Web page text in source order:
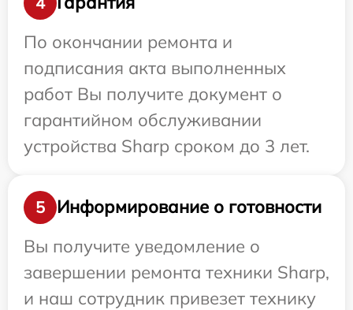
По окончании ремонта и
подписания акта выполненных
работ Вы получите документ о
гарантийном обслуживании
устройства Sharp сроком до 3 лет.
5
Информирование о готовности
Вы получите уведомление о
завершении ремонта техники Sharp,
и наш сотрудник привезет технику